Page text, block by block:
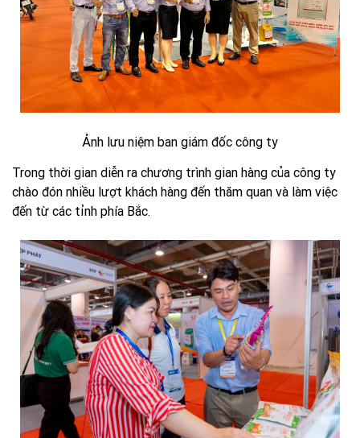
Ảnh lưu niệm ban giám đốc công ty
Trong thời gian diễn ra chương trình gian hàng của công ty
chào đón nhiều lượt khách hàng đến thăm quan và làm việc
đến từ các tỉnh phía Bắc.